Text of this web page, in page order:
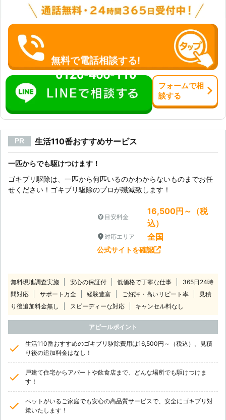
無料で電話相談する!
0120-466-110
フォームで相
談する
PR 生活110番おすすめサービス
一匹からでも駆けつけます！
ゴキブリ駆除は、一匹から何匹いるのかわからないものまでお任
せください！ゴキブリ駆除のプロが殲滅致します！
目安料金
16,500円～（税
込）
対応エリア 全国
公式サイトを確認
無料現地調査実施 安心の保証付 低価格で丁寧な仕事
365日24時
間対応
サポート万全 経験豊富 ご好評・高いリピート率
見積
り後追加料金無し
スピーディーな対応 キャンセル料なし
アピールポイント
生活110番おすすめのゴキブリ駆除費用は16,500円～（税込）。見積
り後の追加料金はなし！
戸建て住宅からアパートや飲食店まで、どんな場所でも駆けつけま
す！
ペットがいるご家庭でも安心の高品質サービスで、安全にゴキブリ対
策いたします！